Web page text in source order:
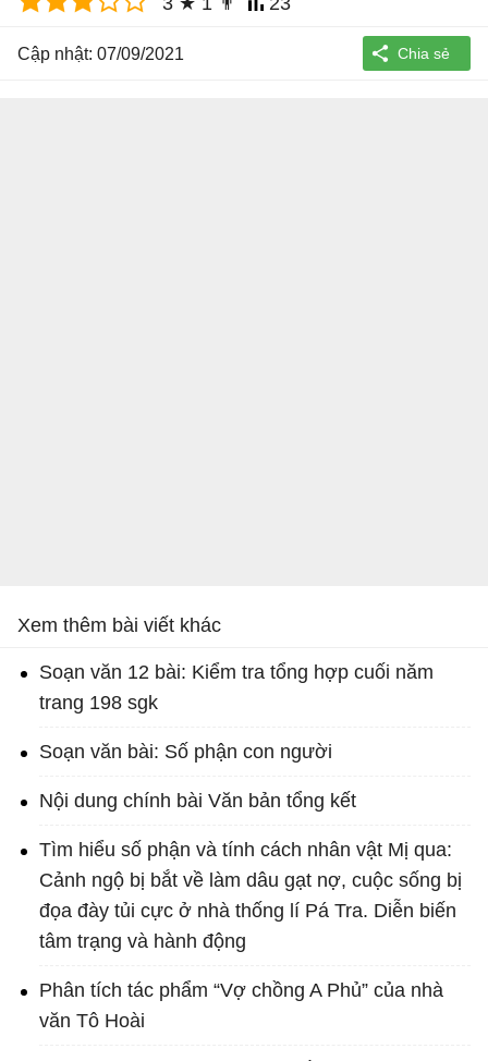
Cập nhật: 07/09/2021
Xem thêm bài viết khác
Soạn văn 12 bài: Kiểm tra tổng hợp cuối năm
trang 198 sgk
Soạn văn bài: Số phận con người
Nội dung chính bài Văn bản tổng kết
Tìm hiểu số phận và tính cách nhân vật Mị qua:
Cảnh ngộ bị bắt về làm dâu gạt nợ, cuộc sống bị
đọa đày tủi cực ở nhà thống lí Pá Tra. Diễn biến
tâm trạng và hành động
Phân tích tác phẩm “Vợ chồng A Phủ” của nhà
văn Tô Hoài